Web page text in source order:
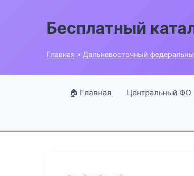
Бесплатный
Главная » Дальневосточный
🏠 Главная Центральный ФО